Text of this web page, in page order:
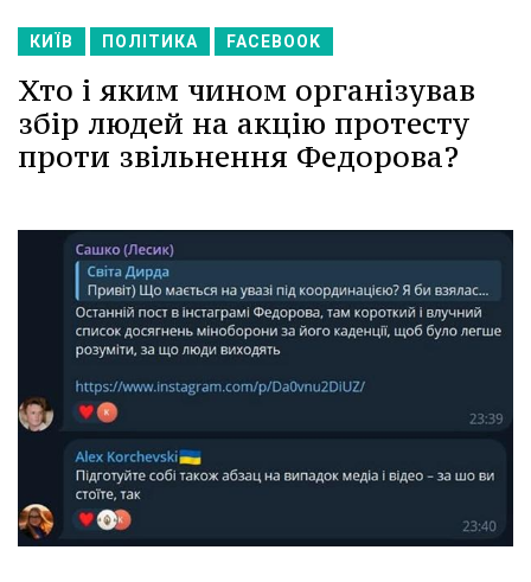
КИЇВ ПОЛІТИКА FACEBOOK
Хто і яким чином організував
збір людей на акцію протесту
проти звільнення Федорова?